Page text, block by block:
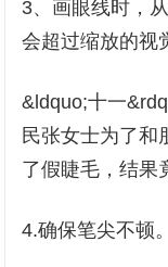
3、画眼线时，
会超过缩放的视
&ldquo;十一
民张女士为了和
了假睫毛，结果
4.确保笔尖不顿。